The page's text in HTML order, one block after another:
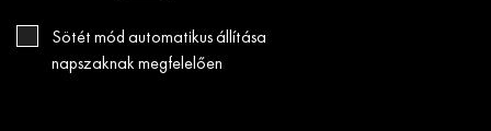
Sötét mód automatikus állítása
napszaknak megfelelően